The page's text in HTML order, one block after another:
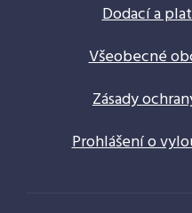
Dodací a
Všeobecné
Zásady
Prohlášení o